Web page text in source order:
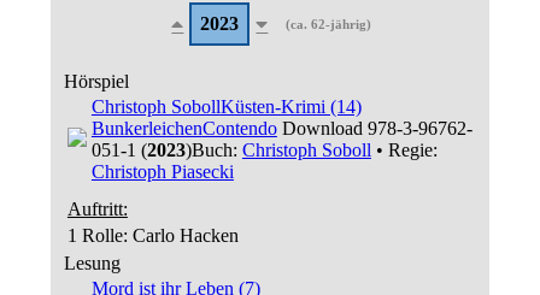
2023 (ca. 62-jährig)
Hörspiel
Christoph SobollKüsten-Krimi (14)
BunkerleichenContendoDownload 978-3-96762-
051-1 (2023)Buch: Christoph Soboll • Regie:
Christoph Piasecki
Auftritt:
1 Rolle: Carlo Hacken
Lesung
Mord ist ihr Leben (7)